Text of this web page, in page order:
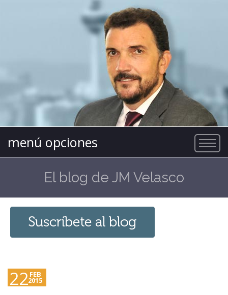
menú opciones
El blog de JM Velasco
22 FEB
2015